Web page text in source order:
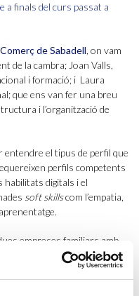
a finals del curs passat a
de Sabadell, on vam
de la cambra; Joan Valls,
i formació; i Laura
que ens van fer una breu
i l’organització de
el tipus de perfil que
perfils competents
habilitats digitals i el
soft skillscom l’empatia,
empreses familiars amb
. Allà vam
que utilitzen i el dia a